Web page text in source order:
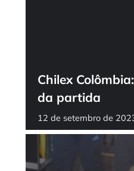
Chilex
da partida
12 de setembro de